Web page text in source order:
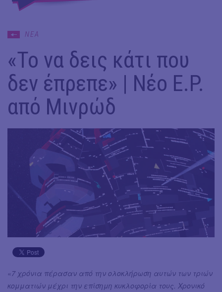
ΝΕΑ
«Το να δεις κάτι που
δεν έπρεπε» | Νέο E.P.
από Μινρώδ
« 7 χρόνια πέρασαν από την ολοκλήρωση αυτών των τριών
κομματιών μέχρι την επίσημη κυκλοφορία τους. Χρονικό